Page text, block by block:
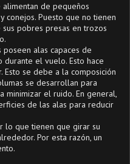
de pequeños
conejos. Puesto que no tienen
pobres presas en trozos
poseen alas capaces de
el vuelo. Esto hace
Esto se debe a la composición
se desarrollan para
minimizar el ruido. En general,
de las alas para reducir
lo que tienen que girar su
Por esta razón, un